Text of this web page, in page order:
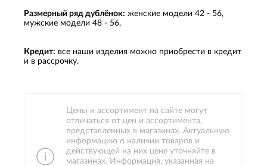
Размерный ряд дублёнок: женские модели 42 - 56,
мужские модели 48 - 56.
Кредит: все наши изделия можно приобрести в кредит
и в рассрочку.
Цены и ассортимент на сайте могут
отличаться от цен и ассортимента,
представленных в магазинах. Актуальную
информацию о наличии товаров и
действующей на них цене уточняйте в
магазинах. Информация, указанная на